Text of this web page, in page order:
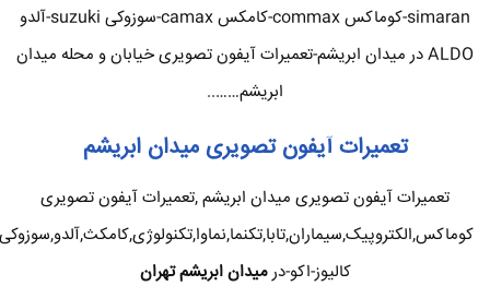
simaran-کوماکس commax-کامکس camax-سوزوکی suzuki-آلدو
ALDO در میدان ابریشم-تعمیرات آیفون تصویری خیابان و محله میدان
ابریشم……..
تعمیرات آیفون تصویری میدان ابریشم
تعمیرات آیفون تصویری میدان ابریشم ,تعمیرات آیفون تصویری
کوماکس,الکتروپیک,سیماران,تابا,تکنما,نماوا,تکنولوژی,کامکث,آلدو,سوزوکی
کالیوز-اکو-درمیدان ابریشم تهران